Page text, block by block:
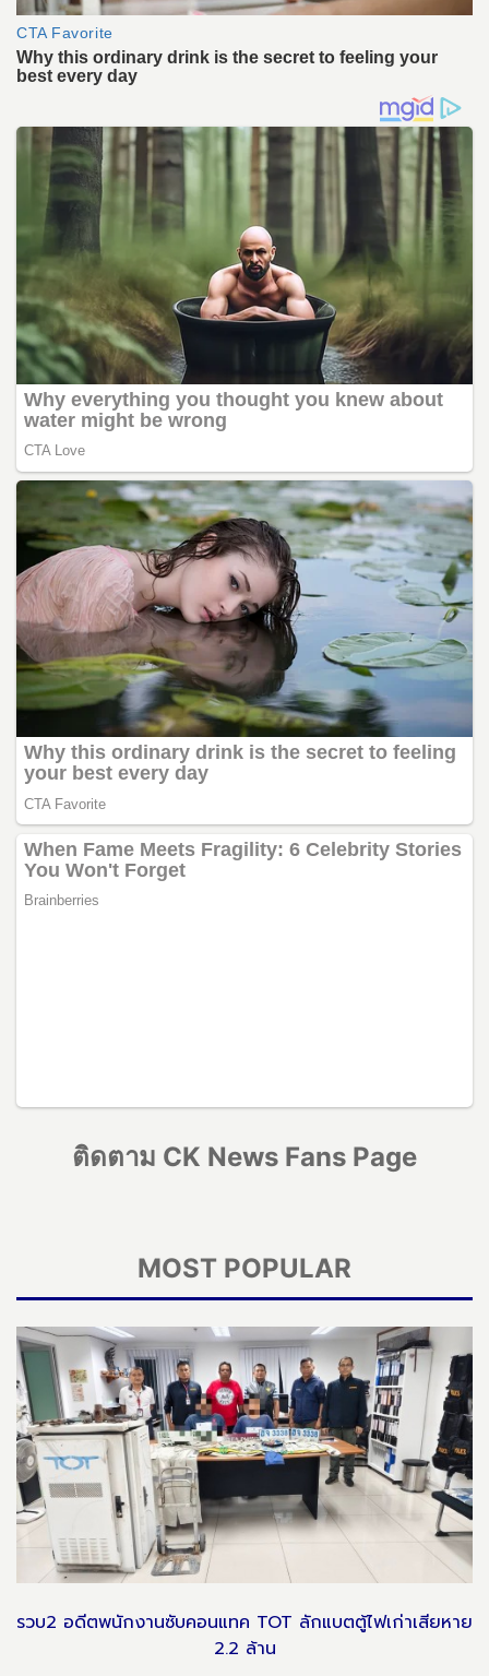
ติดตาม CK News Fans Page
MOST POPULAR
รวบ2 อดีตพนักงานซับคอนแทค TOT ลักแบตตู้ไฟเก่าเสียหาย
2.2 ล้าน